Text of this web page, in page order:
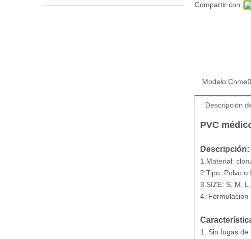
Compartir con:
Modelo:
Descripción
PVC
Descripción:
1.Material:
2.Tipo: Polvo o
3.SIZE: S, M, L,
4. Formulación
1. Sin fugas de